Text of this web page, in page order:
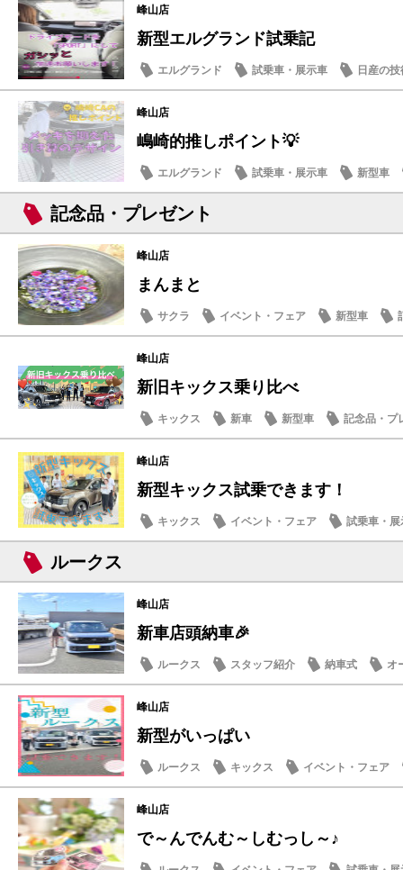
峰山店
新型エルグランド試乗記
エルグランド 試乗車・展示車
日産の技
スタッフ紹介
峰山店
嶋崎的推しポイント💡
エルグランド 試乗車・展示車 新型車
記念品・プレゼント
峰山店
まんまと
サクラ イベント・フェア 新型車
日常の出来事
峰山店
新旧キックス乗り比べ
キックス 新車 新型車 記念品・プ
峰山店
新型キックス試乗できます！
キックス イベント・フェア
試乗車・展
スタッフ紹介
ルークス
峰山店
新車店頭納車🎉
ルークス スタッフ紹介 納車式 オ
峰山店
新型がいっぱい
ルークス キックス
イベント・フェア
スタッフ紹介
峰山店
で～んでんむ～しむっし～♪